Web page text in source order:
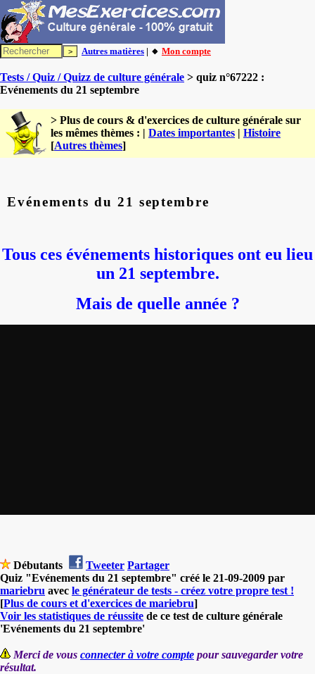
Autres matières | 🔸 Mon compte
Tests / Quiz / Quizz de culture générale > quiz n°67222 :
Evénements du 21 septembre
> Plus de cours & d'exercices de culture générale sur
les mêmes thèmes : | Dates importantes | Histoire
[Autres thèmes]
Evénements du 21 septembre
Tous ces événements historiques ont eu lieu
un 21 septembre.
Mais de quelle année ?
Débutants Tweeter Partager
Quiz "Evénements du 21 septembre" créé le 21-09-2009 par
mariebru avec le générateur de tests - créez votre propre test !
[Plus de cours et d'exercices de mariebru]
Voir les statistiques de réussite de ce test de culture générale
'Evénements du 21 septembre'
Merci de vous connecter à votre compte pour sauvegarder votre
résultat.